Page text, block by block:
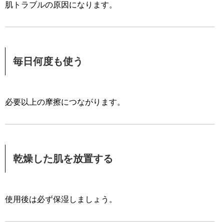
肌トラブルの原因になります。
毎日何度も使う
必要以上の摩擦につながります。
乾燥した肌を放置する
使用後は必ず保湿しましょう。